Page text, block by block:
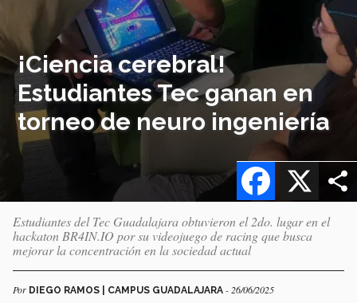
¡Ciencia cerebral!
Estudiantes Tec ganan en
torneo de neuro ingeniería
X
Facebook
Estudiantes del Tec Guadalajara obtuvieron el 2do. lugar en el
hackaton BR4IN.IO por su videojuego de racing que busca
mejorar la concentración en la sociedad actual
Por DIEGO RAMOS | CAMPUS GUADALAJARA - 26/06/2025